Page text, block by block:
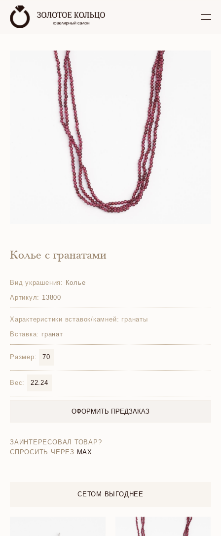
Колье с гранатами
Вид украшения: Колье
Артикул: 13800
Характеристики вставок/камней: гранаты
Вставка: гранат
Размер: 70
Вес: 22.24
ОФОРМИТЬ ПРЕДЗАКАЗ
ЗАИНТЕРЕСОВАЛ ТОВАР?
СПРОСИТЬ ЧЕРЕЗ MAX
СЕТОМ ВЫГОДНЕЕ